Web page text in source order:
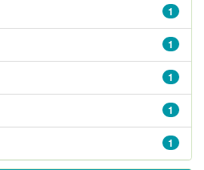
1
1
1
1
1